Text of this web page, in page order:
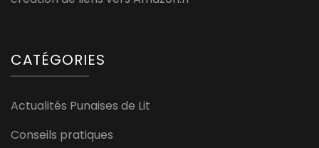
CATÉGORIES
Actualités Punaises de Lit
Conseils pratiques